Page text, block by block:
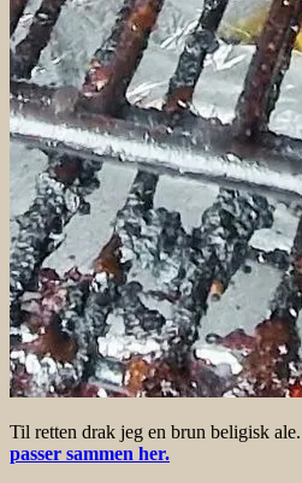
Til retten drak jeg en brun beligisk ale.
passer sammen her.